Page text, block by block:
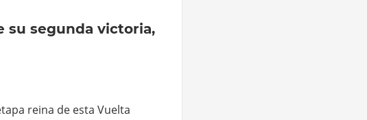
su segunda victoria,
reina de esta Vuelta